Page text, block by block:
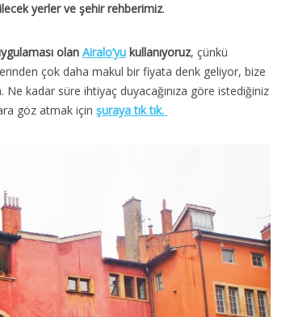
yerler ve şehir rehberimiz.
olan Airalo’yu kullanıyoruz, çünkü
çok daha makul bir fiyata denk geliyor, bize
kadar süre ihtiyaç duyacağınıza göre istediğiniz
göz atmak için şuraya tık tık.